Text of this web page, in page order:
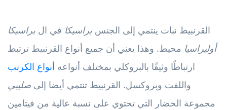
القرنبيط نبات ينتمي إلى الجنس براسيكا في ال براسيكا
أوليراسيا محيط. وهذا يعني أن جميع أنواع القرنبيط ترتبط
ارتباطًا وثيقًا بالبروكلي بمختلف أنواعه أنواع الكرنب
واللفت وبروكسل. القرنبيط تنتمي أيضا إلى صليبي
مجموعة الخضار التي تحتوي على نسبة عالية من فيتامين